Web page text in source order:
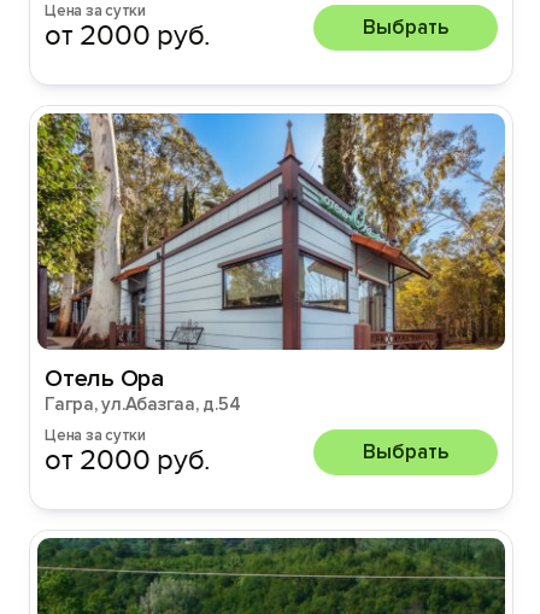
Цена за сутки
от 2000 руб. Выбрать
Отель Ора
Гагра, ул.Абазгаа, д.54
Цена за сутки
от 2000 руб. Выбрать